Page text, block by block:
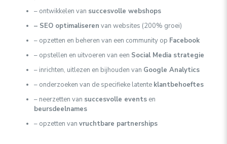
– ontwikkelen van succesvolle webshops
– SEO optimaliseren van websites (200% groei)
– opzetten en beheren van een community op Facebook
– opstellen en uitvoeren van een Social Media strategie
– inrichten, uitlezen en bijhouden van Google Analytics
– onderzoeken van de specifieke latente klantbehoeftes
– neerzetten van succesvolle eventsen
beursdeelnames
– opzetten van vruchtbare partnerships